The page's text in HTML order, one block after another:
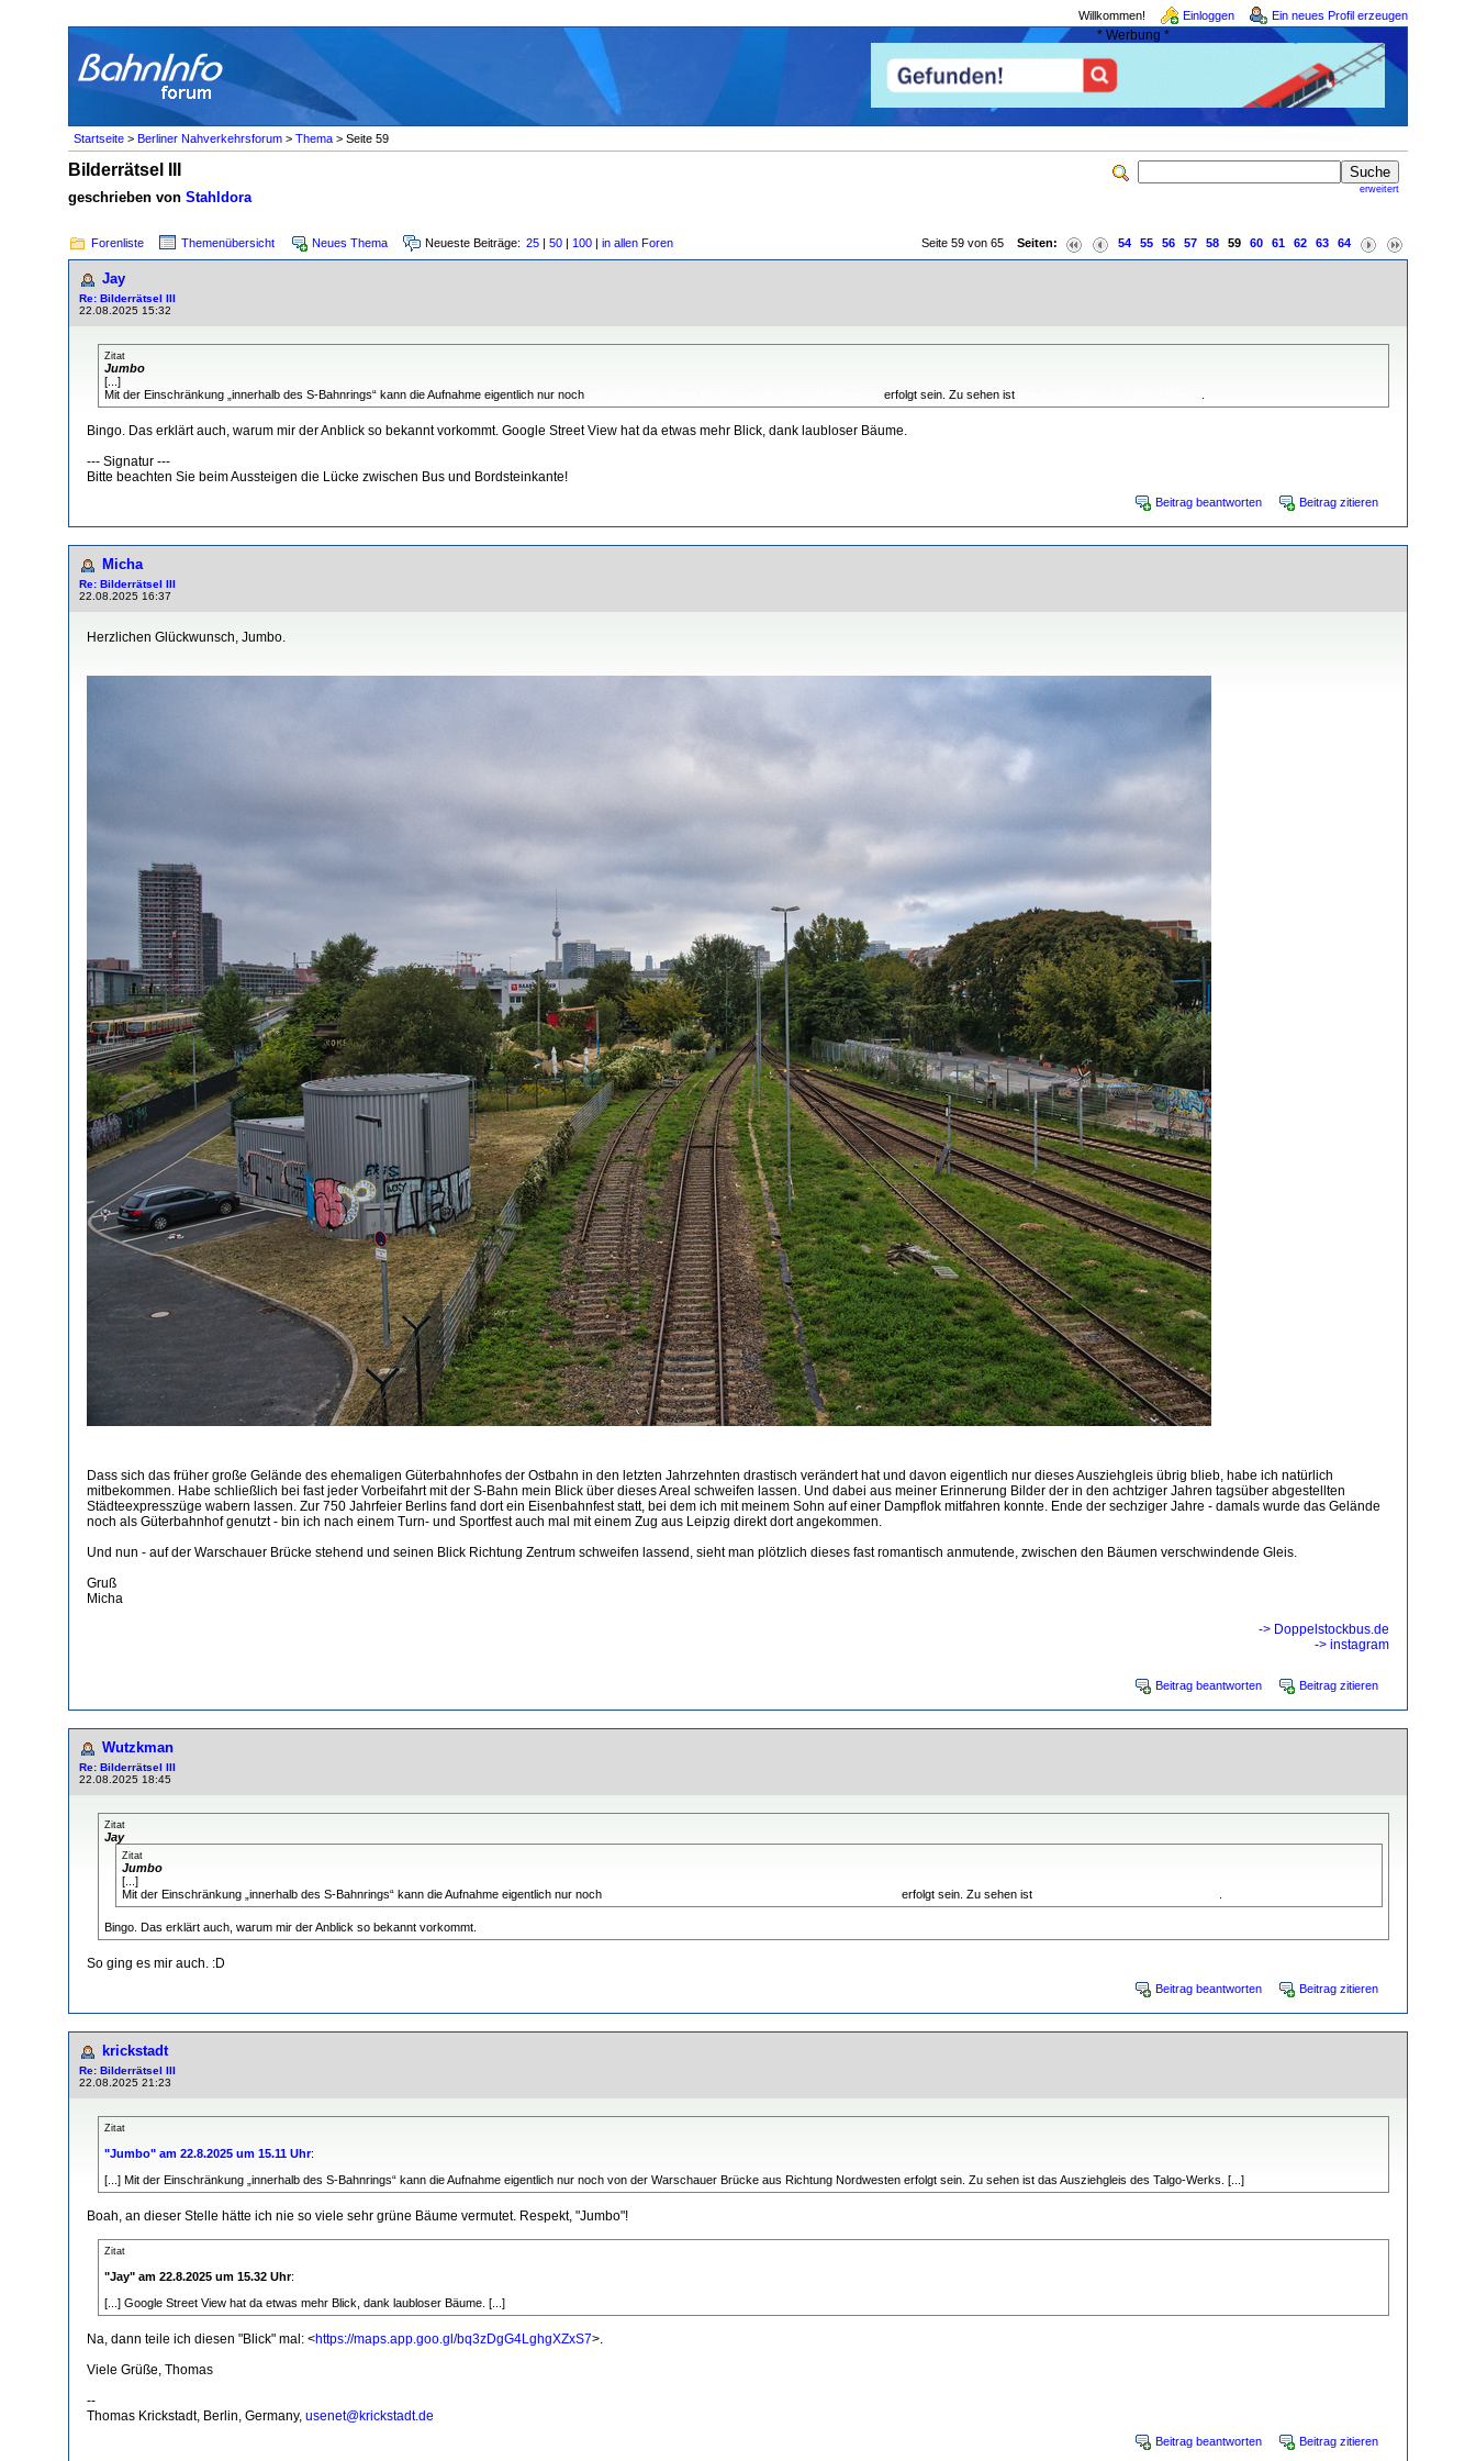
Willkommen! Einloggen Ein neues Profil erzeugen
* Werbung *
Startseite > Berliner Nahverkehrsforum > Thema > Seite 59
erweitert
Bilderrätsel III
geschrieben von Stahldora
Forenliste Themenübersicht Neues Thema Neueste Beiträge: 25 | 50 | 100 | in allen Foren Seite 59 von 65 Seiten: 54 55 56 57 58 59 60 61 62 63 64
Jay
Re: Bilderrätsel III
22.08.2025 15:32
Zitat
Jumbo
[...]
Mit der Einschränkung „innerhalb des S-Bahnrings“ kann die Aufnahme eigentlich nur noch
erfolgt sein. Zu sehen ist
Bingo. Das erklärt auch, warum mir der Anblick so bekannt vorkommt. Google Street View hat da etwas mehr Blick, dank laubloser Bäume.
--- Signatur ---
Bitte beachten Sie beim Aussteigen die Lücke zwischen Bus und Bordsteinkante!
Beitrag beantworten Beitrag zitieren
Micha
Re: Bilderrätsel III
22.08.2025 16:37
Herzlichen Glückwunsch, Jumbo.
Dass sich das früher große Gelände des ehemaligen Güterbahnhofes der Ostbahn in den letzten Jahrzehnten drastisch verändert hat und davon eigentlich nur dieses Ausziehgleis übrig blieb, habe ich natürlich
mitbekommen. Habe schließlich bei fast jeder Vorbeifahrt mit der S-Bahn mein Blick über dieses Areal schweifen lassen. Und dabei aus meiner Erinnerung Bilder der in den achtziger Jahren tagsüber abgestellten
Städteexpresszüge wabern lassen. Zur 750 Jahrfeier Berlins fand dort ein Eisenbahnfest statt, bei dem ich mit meinem Sohn auf einer Dampflok mitfahren konnte. Ende der sechziger Jahre - damals wurde das Gelände
noch als Güterbahnhof genutzt - bin ich nach einem Turn- und Sportfest auch mal mit einem Zug aus Leipzig direkt dort angekommen.
Und nun - auf der Warschauer Brücke stehend und seinen Blick Richtung Zentrum schweifen lassend, sieht man plötzlich dieses fast romantisch anmutende, zwischen den Bäumen verschwindende Gleis.
Gruß
Micha
-> Doppelstockbus.de
-> instagram
Beitrag beantworten Beitrag zitieren
Wutzkman
Re: Bilderrätsel III
22.08.2025 18:45
Zitat
Jay
Zitat
Jumbo
[...]
Mit der Einschränkung „innerhalb des S-Bahnrings“ kann die Aufnahme eigentlich nur noch
erfolgt sein. Zu sehen ist
Bingo. Das erklärt auch, warum mir der Anblick so bekannt vorkommt.
So ging es mir auch. :D
Beitrag beantworten Beitrag zitieren
krickstadt
Re: Bilderrätsel III
22.08.2025 21:23
Zitat
"Jumbo" am 22.8.2025 um 15.11 Uhr:
[...] Mit der Einschränkung „innerhalb des S-Bahnrings“ kann die Aufnahme eigentlich nur noch von der Warschauer Brücke aus Richtung Nordwesten erfolgt sein. Zu sehen ist das Ausziehgleis des Talgo-Werks. [...]
Boah, an dieser Stelle hätte ich nie so viele sehr grüne Bäume vermutet. Respekt, "Jumbo"!
Zitat
"Jay" am 22.8.2025 um 15.32 Uhr:
[...] Google Street View hat da etwas mehr Blick, dank laubloser Bäume. [...]
Na, dann teile ich diesen "Blick" mal: <https://maps.app.goo.gl/bq3zDgG4LghgXZxS7>.
Viele Grüße, Thomas
--
Thomas Krickstadt, Berlin, Germany, usenet@krickstadt.de
Beitrag beantworten Beitrag zitieren